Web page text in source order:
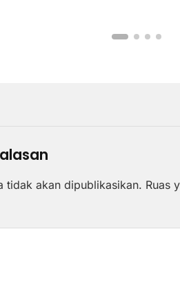
tidak akan dipublikasikan. Ruas